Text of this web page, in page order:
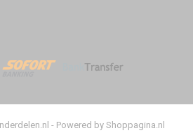
- Powered by Shoppagina.nl